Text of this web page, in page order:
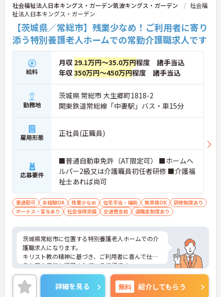
社会福祉法人日本キングス・ガーデン筑波キングス・ガーデン
社会福
祉法人日本キングス・ガーデン
【茨城県／常総市】残業少なめ！ご利用者に寄り
添う特別養護老人ホームでの常勤介護職求人です
給料
月収 29.1万円～35.0万円程度 諸手当込
年収350万円～450万円程度 諸手当込
勤務地
茨城県 常総市 大生郷町1818-2
関東鉄道常総線「中妻駅」バス・車15分
雇用形態 正社員(正職員)
応募要件
■普通自動車免許（AT限定可） ■ホームヘ
ルパー2級又は介護職員初任者研修 ■介護福
祉士あれば尚可
車通勤可 未経験OK 残業少なめ 住宅手当・補助 無資格OK
研修制度あり
ボーナス・賞与あり
社会保険完備 交通費支給 退職金制度あり
茨城県常総市に位置する特別養護老人ホームでの介
護職求人になります。
キリスト教の精神に基づき、ご利用者に喜んで仕え
るケアを目指し運営されている施設です。
残業が少なめなので働きやすいですよ◎
ご興味のある方には、面接対策ポイントなど、さら
に詳細をお話しいたしますので、お気軽にご相談く
詳細を見る 無料 紹介してもらう